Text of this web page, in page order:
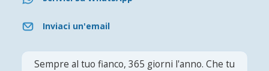
Inviaci un'email
Sempre al tuo fianco, 365 giorni l'anno. Che tu